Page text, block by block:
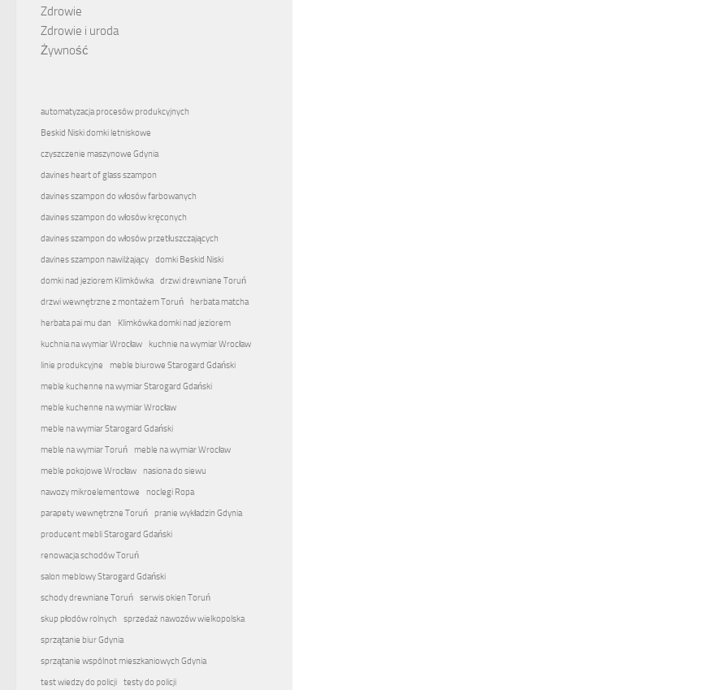
Zdrowie
Zdrowie i uroda
Żywność
automatyzacja procesów produkcyjnych
Beskid Niski domki letniskowe
czyszczenie maszynowe Gdynia
davines heart of glass szampon
davines szampon do włosów farbowanych
davines szampon do włosów kręconych
davines szampon do włosów przetłuszczających
davines szampon nawilżający
domki Beskid Niski
domki nad jeziorem Klimkówka
drzwi drewniane Toruń
drzwi wewnętrzne z montażem Toruń
herbata matcha
herbata pai mu dan
Klimkówka domki nad jeziorem
kuchnia na wymiar Wrocław
kuchnie na wymiar Wrocław
linie produkcyjne
meble biurowe Starogard Gdański
meble kuchenne na wymiar Starogard Gdański
meble kuchenne na wymiar Wrocław
meble na wymiar Starogard Gdański
meble na wymiar Toruń
meble na wymiar Wrocław
meble pokojowe Wrocław
nasiona do siewu
nawozy mikroelementowe
noclegi Ropa
parapety wewnętrzne Toruń
pranie wykładzin Gdynia
producent mebli Starogard Gdański
renowacja schodów Toruń
salon meblowy Starogard Gdański
schody drewniane Toruń
serwis okien Toruń
skup płodów rolnych
sprzedaż nawozów wielkopolska
sprzątanie biur Gdynia
sprzątanie wspólnot mieszkaniowych Gdynia
test wiedzy do policji
testy do policji